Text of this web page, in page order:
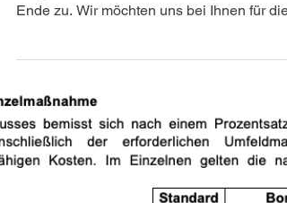
Frohe
Weihnachten/Erreichbar
keit
Liebe Kundinnen und Kunden. Ein
ereignisreiches Jahr 2022 neigt sich dem
Ende zu. Wir möchten uns bei Ihnen für die
spannenden Projekte...